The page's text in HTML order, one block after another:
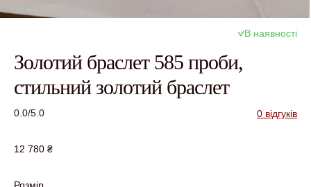
В наявності
Золотий браслет 585 проби,
стильний золотий браслет
0.0/5.0 0 відгуків
12 780 ₴
Розмір